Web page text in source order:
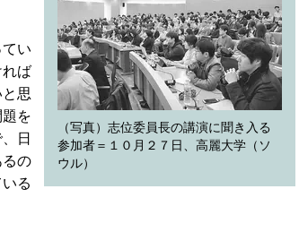
（写真）志位委員長の講演に聞き入る
参加者＝１０月２７日、高麗大学（ソ
ウル）
い
れば
思
を
日
の
る